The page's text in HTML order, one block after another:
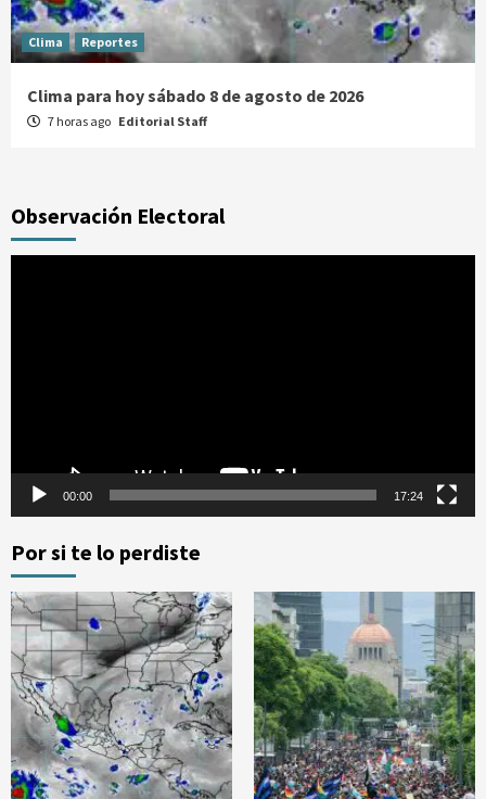
Clima Reportes
Clima para hoy sábado 8 de agosto de 2026
7 horas ago Editorial Staff
Observación Electoral
00:00 17:24
Por si te lo perdiste